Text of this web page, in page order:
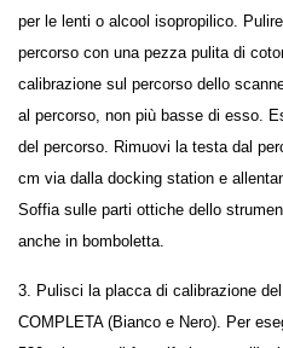
per le lenti o alcool isopropilico.
percorso con una pezza pulita di
calibrazione sul percorso dello
al percorso, non più basse di esso.
del percorso. Rimuovi la testa dal
cm via dalla docking station e
Soffia sulle parti ottiche dello
anche in bomboletta.
3. Pulisci la placca di calibrazione
COMPLETA (Bianco e Nero). Per